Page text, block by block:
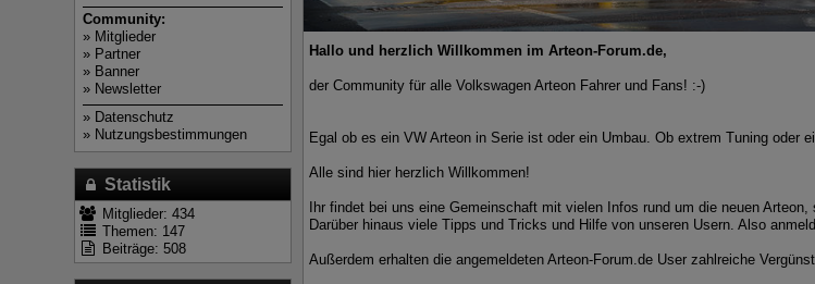
Community:
» Mitglieder
» Partner
» Banner
» Newsletter
» Datenschutz
» Nutzungsbestimmungen
Statistik
Mitglieder: 434
Themen: 147
Beiträge: 508
Hallo und herzlich Willkommen im Arteon-Forum.de,
der Community für alle Volkswagen Arteon Fahrer und Fans! :-)
Egal ob es ein VW Arteon in Serie ist oder ein Umbau. Ob extrem Tuning oder
Alle sind hier herzlich Willkommen!
Ihr findet bei uns eine Gemeinschaft mit vielen Infos rund um die neuen Arteon,
Darüber hinaus viele Tipps und Tricks und Hilfe von unseren Usern. Also
Außerdem erhalten die angemeldeten Arteon-Forum.de User zahlreiche